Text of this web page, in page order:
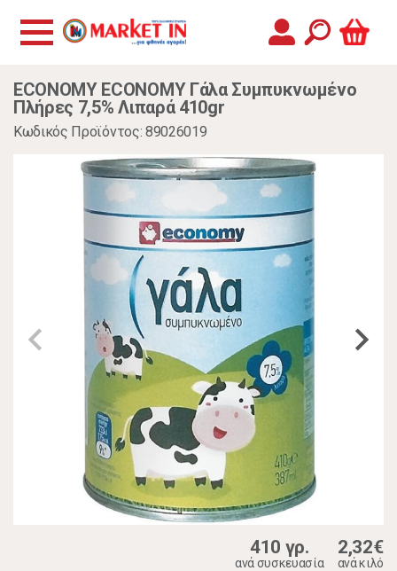
ECONOMY ECONOMY Γάλα Συμπυκνωμένο
Πλήρες 7,5% Λιπαρά 410gr
Κωδικός Προϊόντος: 89026019
410 γρ.
ανά συσκευασία
2,32€
ανά κιλό